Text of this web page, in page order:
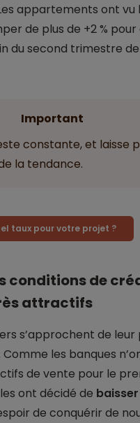
appartements ont vu
de plus de +2 %
du second trimestre
Important
constante, et laisse
la tendance.
taux pour votre projet ?
conditions de
attractifs
s’approchent de leur
les banques
de vente pour le
ont décidé de
de conquérir de